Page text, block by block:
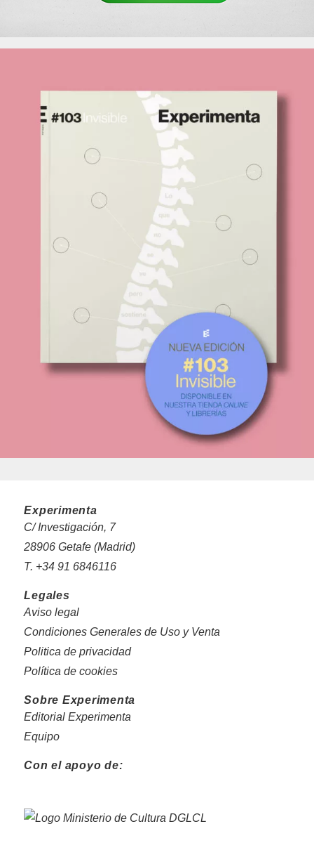
Experimenta
C/ Investigación, 7
28906 Getafe (Madrid)
T. +34 91 6846116
Legales
Aviso legal
Condiciones Generales de Uso y Venta
Politica de privacidad
Política de cookies
Sobre Experimenta
Editorial Experimenta
Equipo
Con el apoyo de: